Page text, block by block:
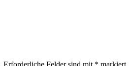
Erforderliche Felder sind mit * markiert